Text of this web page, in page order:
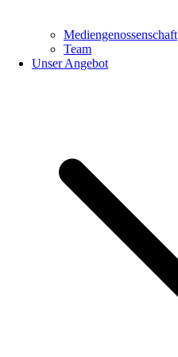
Mediengenossenschaft
Team
Unser Angebot